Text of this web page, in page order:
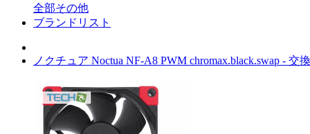
全部その他
ブランドリスト
ノクチュア Noctua NF-A8 PWM chromax.black.swap - 交